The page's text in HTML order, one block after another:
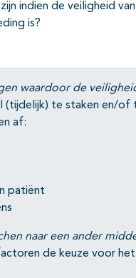
indien de veiligheid
is?
waardoor de
te staken en/of
af:
patiënt
naar een ander
de keuze voor